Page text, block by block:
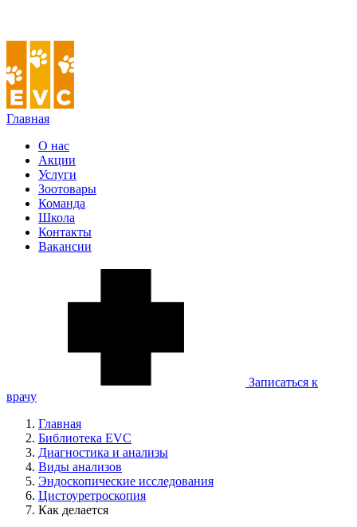
Главная
О нас
Акции
Услуги
Зоотовары
Команда
Школа
Контакты
Вакансии
Записаться к
врачу
Главная
Библиотека EVC
Диагностика и анализы
Виды анализов
Эндоскопические исследования
Цистоуретроскопия
Как делается